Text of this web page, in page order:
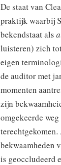
De staat van
praktijk waarbij
bekendstaat als
luisteren) zich
eigen
de auditor met
momenten
zijn
omgekeerde
bekwaamheden
is geoccludeerd